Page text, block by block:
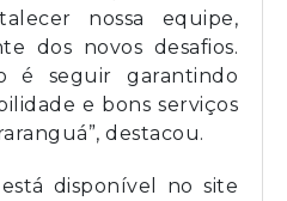
nossa equipe,
dos novos desafios.
é seguir garantindo
e bons serviços
destacou.
disponível no site